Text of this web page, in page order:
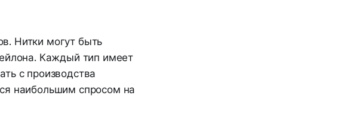
Нитки могут быть
Каждый тип имеет
с производства
наибольшим спросом на